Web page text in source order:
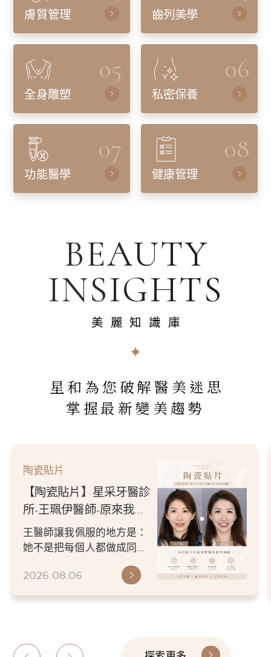
膚質管理 齒列美學
05
全身雕塑
06
私密保養
07
功能醫學
08
健康管理
BEAUTY
INSIGHTS
美麗知識庫
星和為您破解醫美迷思
掌握最新變美趨勢
陶瓷貼片
【陶瓷貼片】星采牙醫診
所-王珮伊醫師-原來我的
不愛笑，只是不喜歡自己
原本的牙齒
王醫師讓我佩服的地方是：
她不是把每個人都做成同一
更適合自己的樣子。 現...
2026.08.06